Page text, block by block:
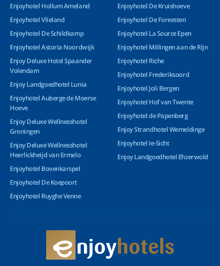
Enjoyhotel Hollum Ameland
Enjoyhotel Vlieland
Enjoyhotel De Schildkamp
Enjoyhotel Astoria Noordwijk
Enjoy Deluxe Hotel Spaander
Volendam
Enjoy Landgoedhotel Lunia
Enjoyhotel Auberge de Moerse
Hoeve
Enjoy Deluxe Wellnesshotel
Groningen
Enjoy Deluxe Wellnesshotel
Heerlickheijd van Ermelo
Enjoyhotel Bovenkarspel
Enjoyhotel De Koepoort
Enjoyhotel Ruyghe Venne
Enjoyhotel De Kruishoeve
Enjoyhotel De Foreesten
Enjoyhotel La Source Epen
Enjoyhotel Millingen aan de Rijn
Enjoyhotel Riche
Enjoyhotel Frederiksoord
Enjoyhotel Joli Bergen
Enjoyhotel Hof van Twente
Enjoyhotel de Papenberg
Enjoy Strandhotel Wemeldinge
Enjoyhotel Ie-Sicht
Enjoy Landgoedhotel Ehzerwold